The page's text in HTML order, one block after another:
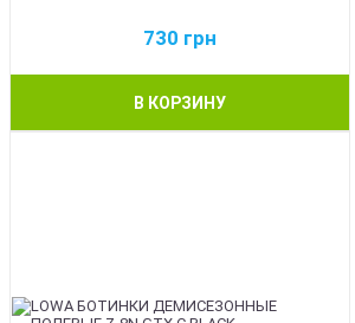
730 грн
В КОРЗИНУ